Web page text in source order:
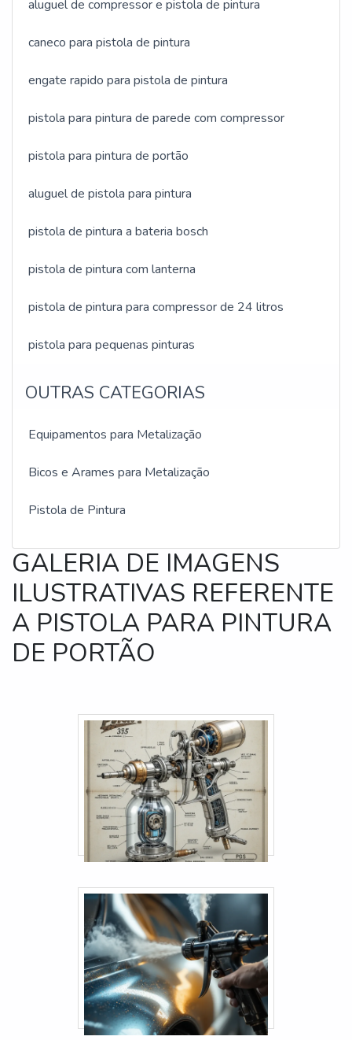
aluguel de compressor e pistola de pintura
caneco para pistola de pintura
engate rapido para pistola de pintura
pistola para pintura de parede com compressor
pistola para pintura de portão
aluguel de pistola para pintura
pistola de pintura a bateria bosch
pistola de pintura com lanterna
pistola de pintura para compressor de 24 litros
pistola para pequenas pinturas
OUTRAS CATEGORIAS
Equipamentos para Metalização
Bicos e Arames para Metalização
Pistola de Pintura
GALERIA DE IMAGENS
ILUSTRATIVAS REFERENTE
A PISTOLA PARA PINTURA
DE PORTÃO